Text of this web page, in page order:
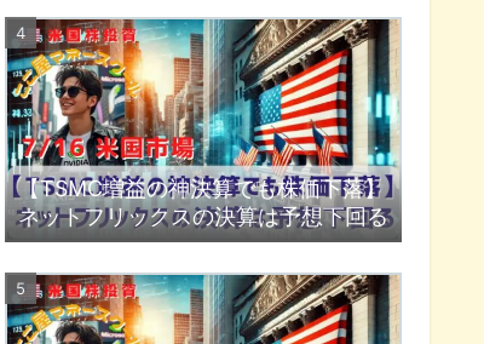
【TSMC増益の神決算でも株価下落】
ネットフリックスの決算は予想下回る